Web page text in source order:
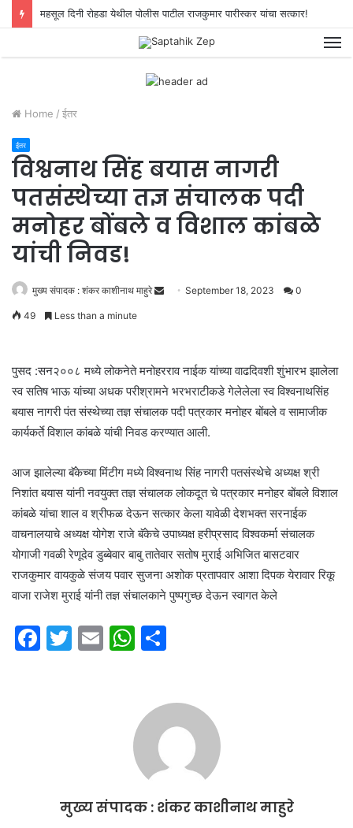
महसूल दिनी रोहडा येथील पोलीस पाटील राजकुमार पारीस्कर यांचा सत्कार!
Home / ईतर
ईतर
विश्वनाथ सिंह बयास नागरी
पतसंस्थेच्या तज्ञ संचालक पदी
मनोहर बोंबले व विशाल कांबळे
यांची निवड!
मुख्य संपादक : शंकर काशीनाथ माहुरे
a
n
September 18, 2023 0
49 Less than a minute
पुसद :सन२००८ मध्ये लोकनेते मनोहरराव नाईक यांच्या वाढदिवशी शुंभारभ झालेला
स्व सतिष भाऊ यांच्या अधक परीश्रामने भरभराटीकडे गेलेलेला स्व विश्वनाथसिंह
बयास नागरी पंत संस्थेच्या तज्ञ संचालक पदी पत्रकार मनोहर बोंबले व सामाजीक
कार्यकर्ते विशाल कांबळे यांची निवड करण्यात आली.
आज झालेल्या बॅकेच्या मिंटीग मध्ये विश्वनाथ सिंह नागरी पतसंस्थेचे अध्यक्ष श्री
निशांत बयास यांनी नवयुक्त तज्ञ संचालक लोकदूत चे पत्रकार मनोहर बोंबले विशाल
कांबळे यांचा शाल व श्रीफळ देऊन सत्कार केला यावेळी देशभक्त सरनाईक
वाचनालयाचे अध्यक्ष योगेश राजे बॅकेचे उपाध्यक्ष हरीप्रसाद विश्वकर्मा संचालक
योगाजी गवळी रेणूदेव डुब्बेवार बाबु तातेवार सतोष मुराई अभिजित बासटवार
राजकुमार वायकुळे संजय पवार सुजना अशोक प्रतापवार आशा दिपक येरावार रिकू
वाजा राजेश मुराई यांनी तज्ञ संचालकाने पुष्पगुच्छ देऊन स्वागत केले
F
T
E
W
s
A
p
p
e
मुख्य संपादक : शंकर काशीनाथ माहुरे